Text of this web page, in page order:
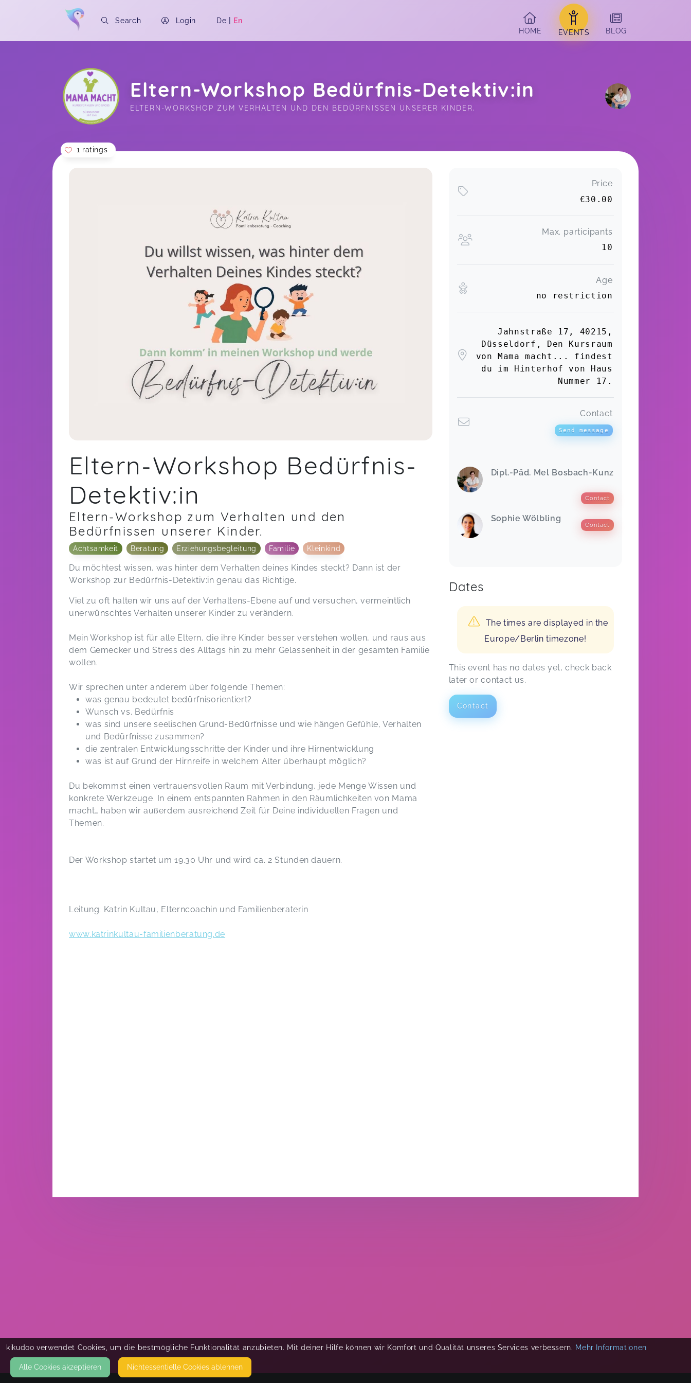
Search Login De | En
HOME
EVENTS BLOG
Eltern-Workshop Bedürfnis-Detektiv:in
ELTERN-WORKSHOP ZUM VERHALTEN UND DEN BEDÜRFNISSEN UNSERER KINDER.
Soon you will learn more about me here...
1 ratings
Eltern-Workshop Bedürfnis-
Detektiv:in
Eltern-Workshop zum Verhalten und den
Bedürfnissen unserer Kinder.
Achtsamkeit Beratung Erziehungsbegleitung Familie Kleinkind
Du möchtest wissen, was hinter dem Verhalten deines Kindes steckt? Dann ist der
Workshop zur Bedürfnis-Detektiv:in genau das Richtige.
Viel zu oft halten wir uns auf der Verhaltens-Ebene auf und versuchen, vermeintlich
unerwünschtes Verhalten unserer Kinder zu verändern.
Mein Workshop ist für alle Eltern, die ihre Kinder besser verstehen wollen, und raus aus
dem Gemecker und Stress des Alltags hin zu mehr Gelassenheit in der gesamten Familie
wollen.
Wir sprechen unter anderem über folgende Themen:
was genau bedeutet bedürfnisorientiert?
Wunsch vs. Bedürfnis
was sind unsere seelischen Grund-Bedürfnisse und wie hängen Gefühle, Verhalten
und Bedürfnisse zusammen?
die zentralen Entwicklungsschritte der Kinder und ihre Hirnentwicklung
was ist auf Grund der Hirnreife in welchem Alter überhaupt möglich?
Du bekommst einen vertrauensvollen Raum mit Verbindung, jede Menge Wissen und
konkrete Werkzeuge. In einem entspannten Rahmen in den Räumlichkeiten von Mama
macht… haben wir außerdem ausreichend Zeit für Deine individuellen Fragen und
Themen.
Der Workshop startet um 19.30 Uhr und wird ca. 2 Stunden dauern.
Leitung: Katrin Kultau, Elterncoachin und Familienberaterin
www.katrinkultau-familienberatung.de
Price
€30.00
Max. participants
10
Age
no restriction
Jahnstraße 17, 40215,
Düsseldorf, Den Kursraum
von Mama macht... findest
du im Hinterhof von Haus
Nummer 17.
Contact
Send message
Dipl.-Päd. Mel Bosbach-Kunz
Contact
Sophie Wölbling
Contact
Dates
The times are displayed in the
Europe/Berlin timezone!
This event has no dates yet, check back
later or contact us.
Contact
kikudoo verwendet Cookies, um die bestmögliche Funktionalität anzubieten. Mit deiner Hilfe können wir Komfort und Qualität unseres Services verbessern. Mehr Informationen
Alle Cookies akzeptieren Nicht­essentielle Cookies ablehnen